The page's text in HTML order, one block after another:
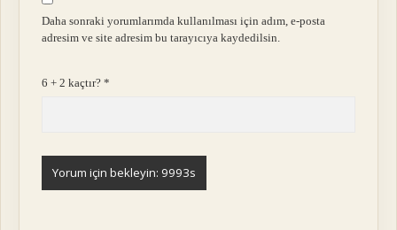
Daha sonraki yorumlarımda kullanılması için adım, e-posta
adresim ve site adresim bu tarayıcıya kaydedilsin.
6 + 2 kaçtır?*